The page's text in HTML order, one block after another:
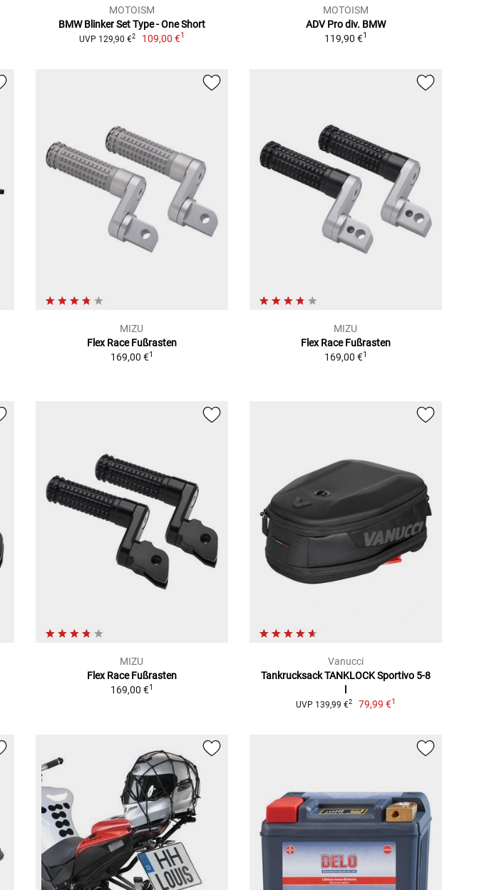
MOTOISM
BMW Blinker Set Type - One Short
UVP 129,90 €2 109,00 €1
MOTOISM
ADV Pro div. BMW
119,90 €1
MIZU
Flex Race Fußrasten
169,00 €1
MIZU
Flex Race Fußrasten
169,00 €1
MIZU
Flex Race Fußrasten
169,00 €1
Vanucci
Tankrucksack TANKLOCK Sportivo 5-8
UVP 139,99 €2 79,99 €1